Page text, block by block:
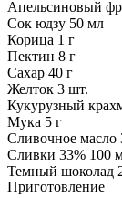
Апельсиновый
Сок юдзу 50 мл
Корица 1 г
Пектин 8 г
Сахар 40 г
Желток 3 шт.
Кукурузный
Мука 5 г
Сливочное масло
Сливки 33% 100
Темный шоколад
Приготовление